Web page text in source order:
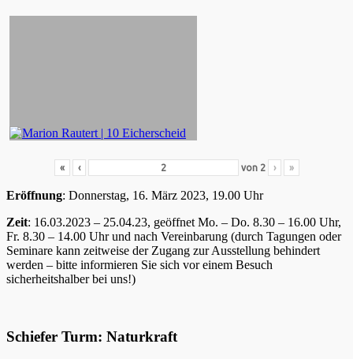
« ‹ von 2 › »
Eröffnung: Donnerstag, 16. März 2023, 19.00 Uhr
Zeit: 16.03.2023 – 25.04.23, geöffnet Mo. – Do. 8.30 – 16.00 Uhr,
Fr. 8.30 – 14.00 Uhr und nach Vereinbarung (durch Tagungen oder
Seminare kann zeitweise der Zugang zur Ausstellung behindert
werden – bitte informieren Sie sich vor einem Besuch
sicherheitshalber bei uns!)
Schiefer Turm: Naturkraft